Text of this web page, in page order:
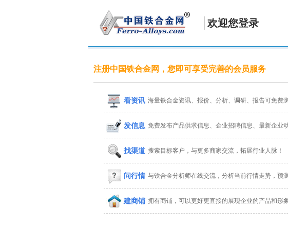
欢迎您登录
注册中国铁合金网，您即可享受完善的会员服务
看资讯 海量铁合金资讯、报价、分析、调研、报告可免费
发信息 免费发布产品供求信息、企业招聘信息、最新企业
找渠道 搜索目标客户，与更多商家交流，拓展行业人脉！
问行情 与铁合金分析师在线交流，分析当前行情走势，预
建商铺 拥有商铺，可以更好更直接的展现企业的产品和形